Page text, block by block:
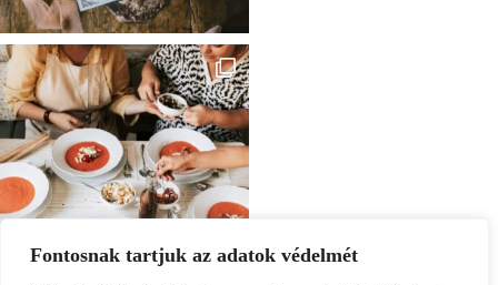
Fontosnak tartjuk az adatok védelmét